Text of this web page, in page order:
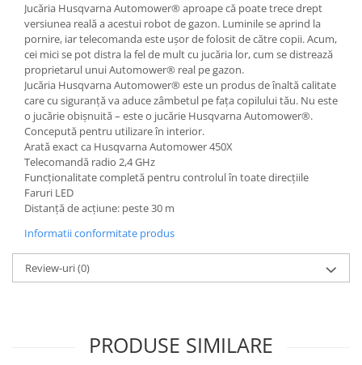
Jucăria Husqvarna Automower® aproape că poate trece drept
versiunea reală a acestui robot de gazon. Luminile se aprind la
pornire, iar telecomanda este ușor de folosit de către copii. Acum,
cei mici se pot distra la fel de mult cu jucăria lor, cum se distrează
proprietarul unui Automower® real pe gazon.
Jucăria Husqvarna Automower® este un produs de înaltă calitate
care cu siguranță va aduce zâmbetul pe fața copilului tău. Nu este
o jucărie obișnuită – este o jucărie Husqvarna Automower®.
Concepută pentru utilizare în interior.
Arată exact ca Husqvarna Automower 450X
Telecomandă radio 2,4 GHz
Funcționalitate completă pentru controlul în toate direcțiile
Faruri LED
Distanță de acțiune: peste 30 m
Informatii conformitate produs
Review-uri(0)
PRODUSE SIMILARE